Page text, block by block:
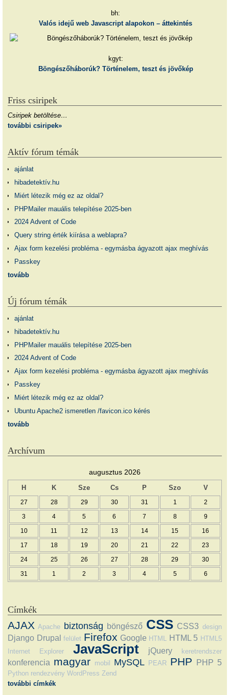
bh:
Valós idejű web Javascript alapokon – áttekintés
kgyt:
Böngészőháborúk? Történelem, teszt és jövőkép
Friss csiripek
Csiripek betöltése…
további csiripek»
Aktív fórum témák
ajánlat
hibadetektív.hu
Miért létezik még ez az oldal?
PHPMailer mauális telepítése 2025-ben
2024 Advent of Code
Query string érték kiírása a weblapra?
Ajax form kezelési probléma - egymásba ágyazott ajax meghívás
Passkey
tovább
Új fórum témák
ajánlat
hibadetektív.hu
PHPMailer mauális telepítése 2025-ben
2024 Advent of Code
Ajax form kezelési probléma - egymásba ágyazott ajax meghívás
Passkey
Miért létezik még ez az oldal?
Ubuntu Apache2 ismeretlen /favicon.ico kérés
tovább
Archívum
augusztus 2026
H K Sze Cs P Szo V
27 28 29 30 31 1 2
3 4 5 6 7 8 9
10 11 12 13 14 15 16
17 18 19 20 21 22 23
24 25 26 27 28 29 30
31 1 2 3 4 5 6
Címkék
AJAX Apache biztonság böngésző CSS CSS3 design
Django Drupal felület Firefox Google HTML HTML 5 HTML5
Internet Explorer
JavaScript jQuery keretrendszer
konferencia magyar mobil MySQL PEAR PHP PHP 5
Python rendezvény WordPress Zend
további címkék